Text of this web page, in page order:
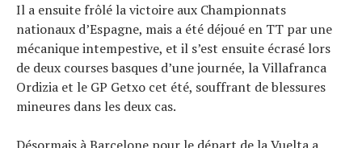
Il a ensuite frôlé la victoire aux Championnats
nationaux d’Espagne, mais a été déjoué en TT par une
mécanique intempestive, et il s’est ensuite écrasé lors
de deux courses basques d’une journée, la Villafranca
Ordizia et le GP Getxo cet été, souffrant de blessures
mineures dans les deux cas.